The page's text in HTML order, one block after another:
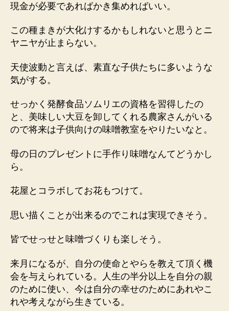
現金が必要であればかき集めればいい。
この種まきが大化けするかもしれないと思うとニ
ヤニヤが止まらない。
天使波動と言えば、素直な子供たちに多いような
気がする。
せっかく発酵食品ソムリエの資格を習得したの
と、美味しい大豆を卸してくれる農家さんがいる
ので将来は子供向けの味噌教室をやりたいなと。
母の日のプレゼントに手作り味噌なんてどうかし
ら。
花屋とコラボしてお花もつけて。
思い描くことが出来るのでこれは実現できそう。
皆でせっせと味噌づくりも楽しそう。
来月になるが、自分の使命とやらを教えて頂く機
会を与えられている。人生の半分以上を自分の親
のために使い、今は自分の幸せのためにあれやこ
れや考えながら生きている。